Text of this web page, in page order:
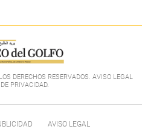
DERECHOS RESERVADOS. AVISO LEGAL
PRIVACIDAD.
AVISO LEGAL